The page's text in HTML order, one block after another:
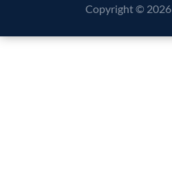
Copyright © 2026